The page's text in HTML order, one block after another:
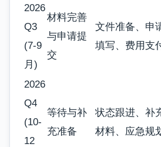
2026
Q3
(7-9
月)
材料完善
与申请提
交
文件准备、申
填写、费用支
2026
Q4
(10-
12
等待与补
充准备
状态跟进、补
材料、应急规